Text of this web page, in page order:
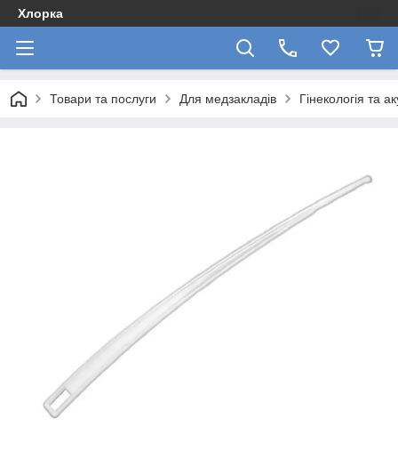
Хлорка
Товари та послуги Для медзакладів Гінекологія та